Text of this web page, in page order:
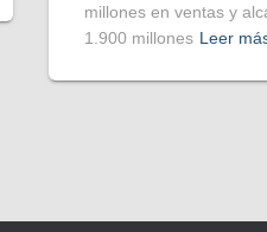
millones en ventas y
1.900 millones Leer